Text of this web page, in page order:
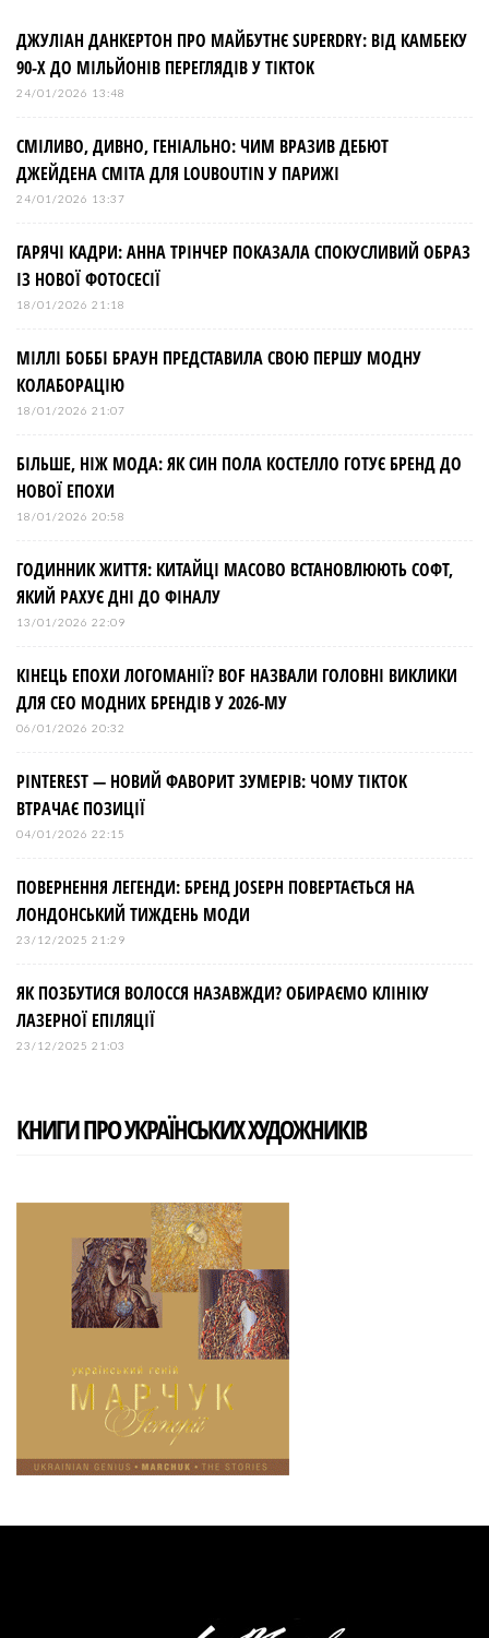
ДЖУЛІАН ДАНКЕРТОН ПРО МАЙБУТНЄ SUPERDRY: ВІД КАМБЕКУ
90-Х ДО МІЛЬЙОНІВ ПЕРЕГЛЯДІВ У TIKTOK
24/01/2026 13:48
СМІЛИВО, ДИВНО, ГЕНІАЛЬНО: ЧИМ ВРАЗИВ ДЕБЮТ
ДЖЕЙДЕНА СМІТА ДЛЯ LOUBOUTIN У ПАРИЖІ
24/01/2026 13:37
ГАРЯЧІ КАДРИ: АННА ТРІНЧЕР ПОКАЗАЛА СПОКУСЛИВИЙ ОБРАЗ
ІЗ НОВОЇ ФОТОСЕСІЇ
18/01/2026 21:18
МІЛЛІ БОББІ БРАУН ПРЕДСТАВИЛА СВОЮ ПЕРШУ МОДНУ
КОЛАБОРАЦІЮ
18/01/2026 21:07
БІЛЬШЕ, НІЖ МОДА: ЯК СИН ПОЛА КОСТЕЛЛО ГОТУЄ БРЕНД ДО
НОВОЇ ЕПОХИ
18/01/2026 20:58
ГОДИННИК ЖИТТЯ: КИТАЙЦІ МАСОВО ВСТАНОВЛЮЮТЬ СОФТ,
ЯКИЙ РАХУЄ ДНІ ДО ФІНАЛУ
13/01/2026 22:09
КІНЕЦЬ ЕПОХИ ЛОГОМАНІЇ? BOF НАЗВАЛИ ГОЛОВНІ ВИКЛИКИ
ДЛЯ СЕО МОДНИХ БРЕНДІВ У 2026-МУ
06/01/2026 20:32
PINTEREST — НОВИЙ ФАВОРИТ ЗУМЕРІВ: ЧОМУ TIKTOK
ВТРАЧАЄ ПОЗИЦІЇ
04/01/2026 22:15
ПОВЕРНЕННЯ ЛЕГЕНДИ: БРЕНД JOSEPH ПОВЕРТАЄТЬСЯ НА
ЛОНДОНСЬКИЙ ТИЖДЕНЬ МОДИ
23/12/2025 21:29
ЯК ПОЗБУТИСЯ ВОЛОССЯ НАЗАВЖДИ? ОБИРАЄМО КЛІНІКУ
ЛАЗЕРНОЇ ЕПІЛЯЦІЇ
23/12/2025 21:03
КНИГИ ПРО УКРАЇНСЬКИХ ХУДОЖНИКІВ